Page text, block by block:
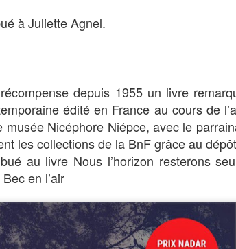
à Juliette Agnel.
depuis 1955 un livre
édité en France au cours de
Nicéphore Niépce, avec le
les collections de la BnF grâce au
au livre Nous l’horizon resterons
en l’air